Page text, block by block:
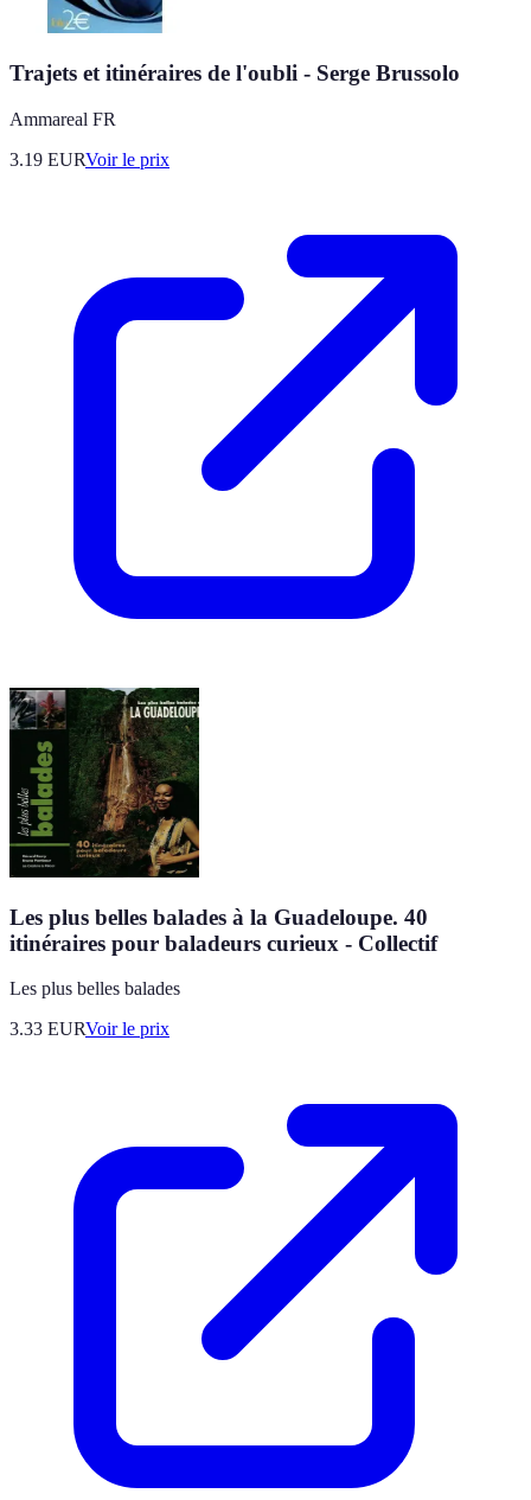
Trajets et itinéraires de l'oubli - Serge Brussolo
Ammareal FR
3.19 EURVoir le prix
Les plus belles balades à la Guadeloupe. 40
itinéraires pour baladeurs curieux - Collectif
Les plus belles balades
3.33 EURVoir le prix